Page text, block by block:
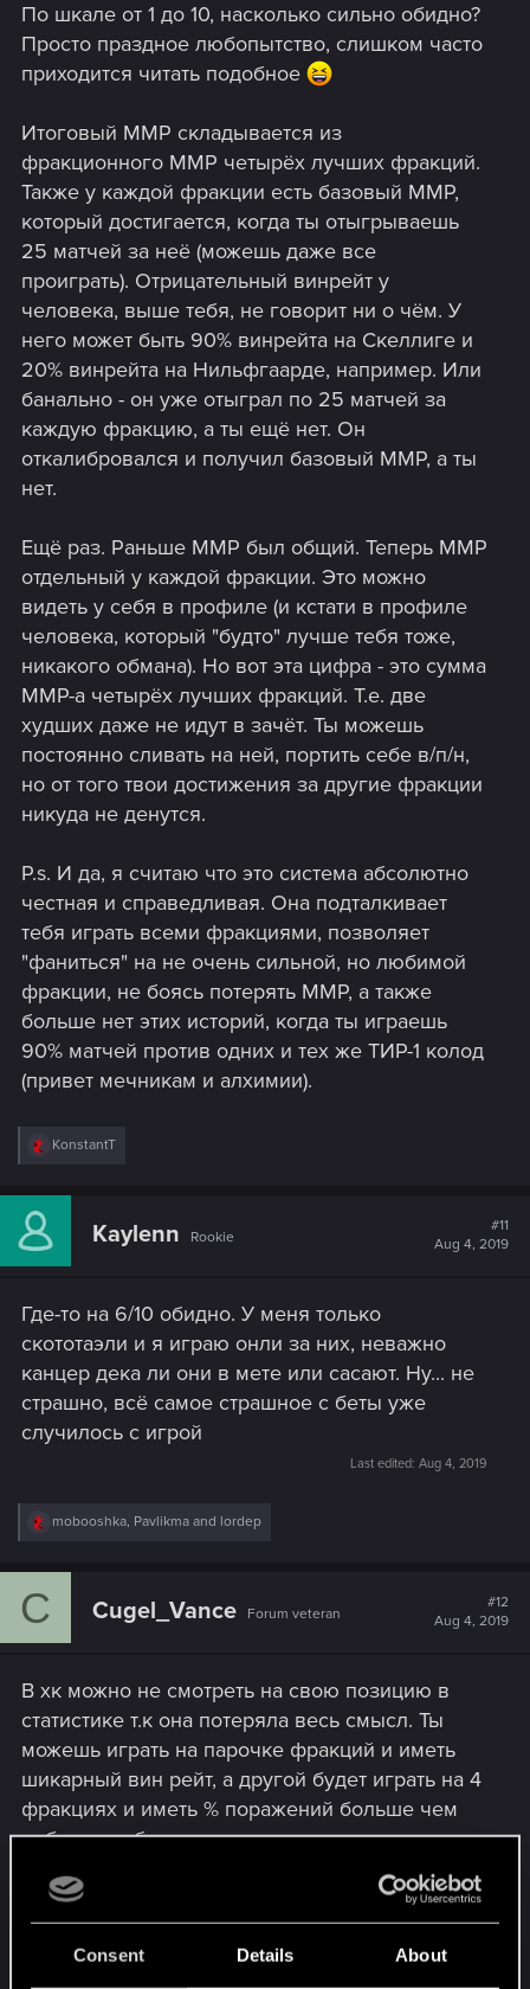
Consent Details About
По шкале от 1 до 10, насколько сильно обидно?
Просто праздное любопытство, слишком часто
приходится читать подобное
Итоговый ММР складывается из
фракционного ММР четырёх лучших фракций.
Также у каждой фракции есть базовый ММР,
который достигается, когда ты отыгрываешь
25 матчей за неё (можешь даже все
проиграть). Отрицательный винрейт у
человека, выше тебя, не говорит ни о чём. У
него может быть 90% винрейта на Скеллиге и
20% винрейта на Нильфгаарде, например. Или
банально - он уже отыграл по 25 матчей за
каждую фракцию, а ты ещё нет. Он
откалибровался и получил базовый ММР, а ты
нет.
Ещё раз. Раньше ММР был общий. Теперь ММР
отдельный у каждой фракции. Это можно
видеть у себя в профиле (и кстати в профиле
человека, который "будто" лучше тебя тоже,
никакого обмана). Но вот эта цифра - это сумма
ММР-а четырёх лучших фракций. Т.е. две
худших даже не идут в зачёт. Ты можешь
постоянно сливать на ней, портить себе в/п/н,
но от того твои достижения за другие фракции
никуда не денутся.
P.s. И да, я считаю что это система абсолютно
честная и справедливая. Она подталкивает
тебя играть всеми фракциями, позволяет
"фаниться" на не очень сильной, но любимой
фракции, не боясь потерять ММР, а также
больше нет этих историй, когда ты играешь
90% матчей против одних и тех же ТИР-1 колод
(привет мечникам и алхимии).
R
c
i
:
KonstantT
Kaylenn Rookie
#11
Aug 4, 2019
Где-то на 6/10 обидно. У меня только
скототаэли и я играю онли за них, неважно
канцер дека ли они в мете или сасают. Ну... не
страшно, всё самое страшное с беты уже
случилось с игрой
Last edited: Aug 4, 2019
R
c
:
mobooshka, Pavlikma and lordep
C Cugel_Vance Forum veteran
#12
Aug 4, 2019
В хк можно не смотреть на свою позицию в
статистике т.к она потеряла весь смысл. Ты
можешь играть на парочке фракций и иметь
шикарный вин рейт, а другой будет играть на 4
фракциях и иметь % поражений больше чем
побед и он будет выше в списке.
Разрабы всех подровняли под
киберспортивную систему, вот только
турниров как таковых и нет, но даже если бы и